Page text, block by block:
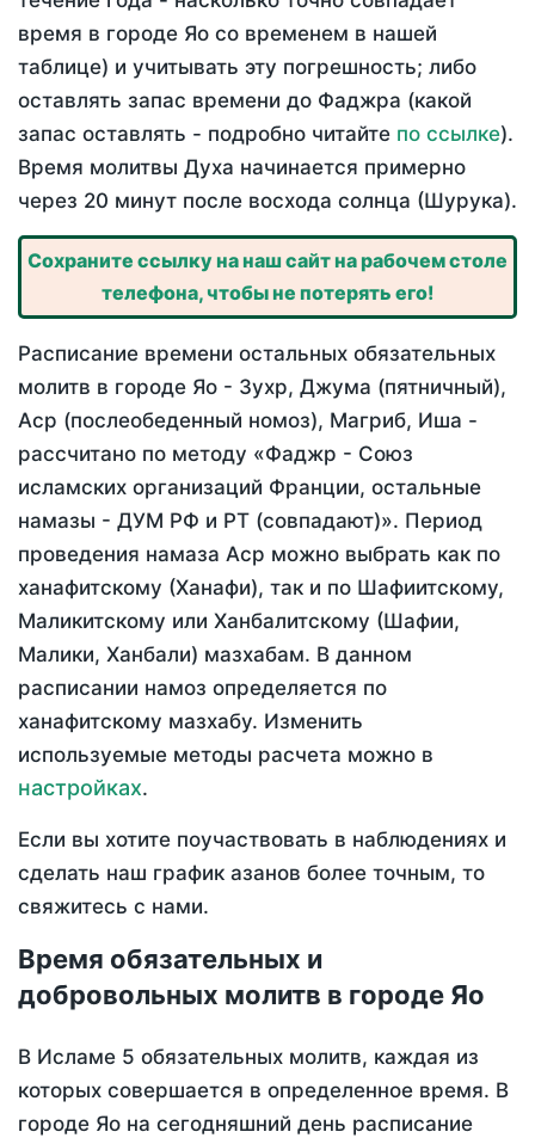
время в городе Яо со временем в нашей
таблице) и учитывать эту погрешность; либо
оставлять запас времени до Фаджра (какой
запас оставлять - подробно читайте по ссылке).
Время молитвы Духа начинается примерно
через 20 минут после восхода солнца (Шурука).
Сохраните ссылку на наш сайт на рабочем столе
телефона, чтобы не потерять его!
Расписание времени остальных обязательных
молитв в городе Яо - Зухр, Джума (пятничный),
Аср (послеобеденный номоз), Магриб, Иша -
рассчитано по методу «Фаджр - Союз
исламских организаций Франции, остальные
намазы - ДУМ РФ и РТ (совпадают)». Период
проведения намаза Аср можно выбрать как по
ханафитскому (Ханафи), так и по Шафиитскому,
Маликитскому или Ханбалитскому (Шафии,
Малики, Ханбали) мазхабам. В данном
расписании намоз определяется по
ханафитскому мазхабу. Изменить
используемые методы расчета можно в
настройках.
Если вы хотите поучаствовать в наблюдениях и
сделать наш график азанов более точным, то
свяжитесь с нами.
Время обязательных и
добровольных молитв в городе Яо
В Исламе 5 обязательных молитв, каждая из
которых совершается в определенное время. В
городе Яо на сегодняшний день расписание